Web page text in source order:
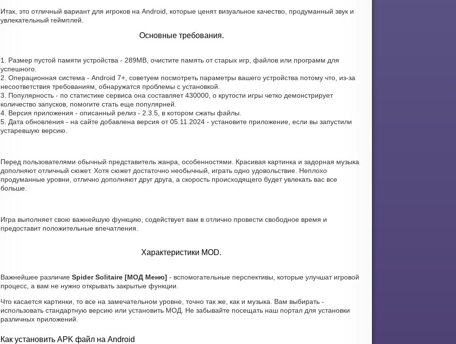
Итак, это отличный вариант для игроков на Android, которые ценят визуальное качество, продуманный звук и
увлекательный геймплей.
Основные требования.
1. Размер пустой памяти устройства - 289MB, очистите память от старых игр, файлов или программ для
успешного.
2. Операционная система - Android 7+, советуем посмотреть параметры вашего устройства потому что, из-за
несоответствия требованиям, обнаружатся проблемы с установкой.
3. Популярность - по статистике сервиса она составляет 430000, о крутости игры четко демонстрирует
количество запусков, помогите стать еще популярней.
4. Версия приложения - описанный релиз - 2.3.5, в котором сжаты файлы.
5. Дата обновления - на сайте добавлена версия от 05.11.2024 - установите приложение, если вы запустили
устаревшую версию.
Перед пользователями обычный представитель жанра, особенностями. Красивая картинка и задорная музыка
дополняют отличный сюжет. Хотя сюжет достаточно необычный, играть одно удовольствие. Неплохо
продуманные уровни, отлично дополняют друг друга, а скорость происходящего будет увлекать вас все
больше.
Игра выполняет свою важнейшую функцию, содействует вам в отлично провести свободное время и
предоставит положительные впечатления.
Характеристики MOD.
Важнейшее различие Spider Solitaire [МОД Меню] - вспомогательные перспективы, которые улучшат игровой
процесс, а вам не нужно открывать закрытые функции.
Что касается картинки, то все на замечательном уровне, точно так же, как и музыка. Вам выбирать -
использовать стандартную версию или установить МОД. Не забывайте посещать наш портал для установки
различных приложений.
Как установить APK файл на Android